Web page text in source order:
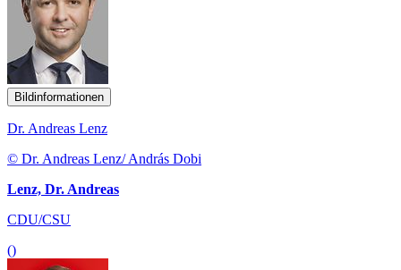
Bildinformationen
Dr. Andreas Lenz
© Dr. Andreas Lenz/ András Dobi
Lenz, Dr. Andreas
CDU/CSU
()